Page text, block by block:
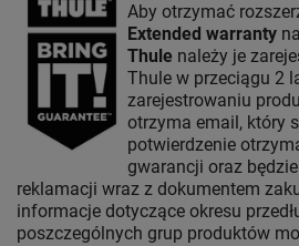
Aby otrzymać
Extended warranty
Thule należy je
Thule w przeciągu 2
zarejestrowaniu
otrzyma email, który
potwierdzenie
gwarancji oraz
reklamacji wraz z dokumentem
informacje dotyczące okresu
poszczególnych grup produktów